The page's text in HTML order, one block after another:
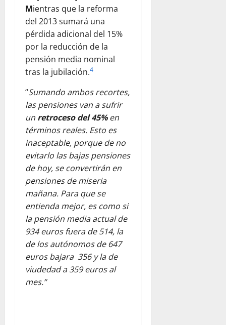
Mientras que la reforma
del 2013 sumará una
pérdida adicional del 15%
por la reducción de la
pensión media nominal
tras la jubilación.4
“Sumando ambos recortes,
las pensiones van a sufrir
un retroceso del 45%en
términos reales. Esto es
inaceptable, porque de no
evitarlo las bajas pensiones
de hoy, se convertirán en
pensiones de miseria
mañana. Para que se
entienda mejor, es como si
la pensión media actual de
934 euros fuera de 514, la
de los autónomos de 647
euros bajara 356 y la de
viudedad a 359 euros al
mes.”